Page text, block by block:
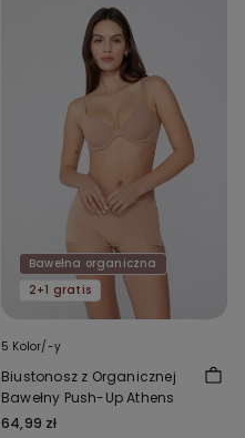
Bawełna organiczna
2+1 gratis
5 Kolor/-y
Biustonosz z Organicznej
Bawełny Push-Up Athens
64,99 zł